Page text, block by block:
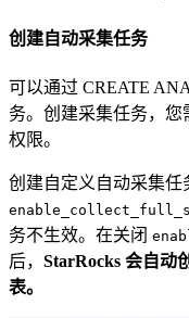
创建自动采集任务
可以通过 CREATE
务。创建采集任务，您
权限。
创建自定义自动采集
务不生效。在关闭
后， StarRocks 会自动
表。